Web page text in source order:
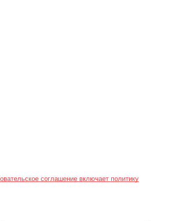
соглашение включает политику